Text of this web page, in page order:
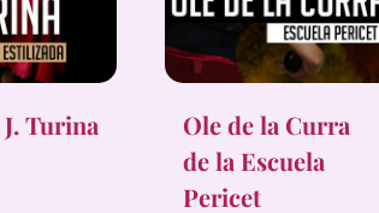
Turina
Ole de la Curra
de la Escuela
Pericet